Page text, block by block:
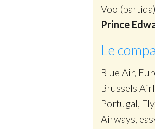
Voo
Prince
Le
Blue Air,
Brussels
Portugal,
Airways,